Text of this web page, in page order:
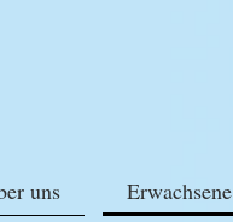
uns Erwachsene